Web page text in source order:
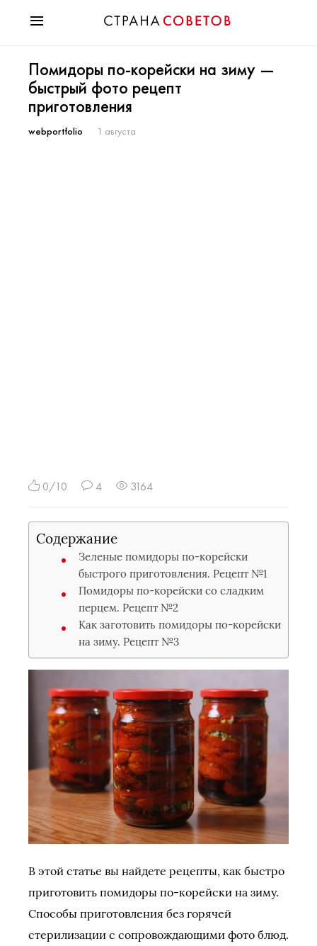
Мода
Звезды
Гороскопы
Здоровье
Помидоры по-корейски на зиму —
быстрый фото рецепт
приготовления
webportfolio 1 августа
0/10 4 3164
Содержание
Зеленые помидоры по-корейски
быстрого приготовления. Рецепт №1
Помидоры по-корейски со сладким
перцем. Рецепт №2
Как заготовить помидоры по-корейски
на зиму. Рецепт №3
В этой статье вы найдете рецепты, как быстро
приготовить помидоры по-корейски на зиму.
Способы приготовления без горячей
стерилизации с сопровождающими фото блюд.